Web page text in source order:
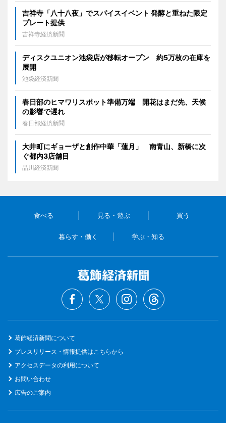
吉祥寺「八十八夜」でスパイスイベント 発酵と重ねた限定
プレート提供
吉祥寺経済新聞
ディスクユニオン池袋店が移転オープン 約5万枚の在庫を
展開
池袋経済新聞
春日部のヒマワリスポット準備万端 開花はまだ先、天候
の影響で遅れ
春日部経済新聞
大井町にギョーザと創作中華「蓮月」 南青山、新橋に次
ぐ都内3店舗目
品川経済新聞
食べる 見る・遊ぶ 買う
暮らす・働く 学ぶ・知る
葛飾経済新聞について
プレスリリース・情報提供はこちらから
アクセスデータの利用について
お問い合わせ
広告のご案内